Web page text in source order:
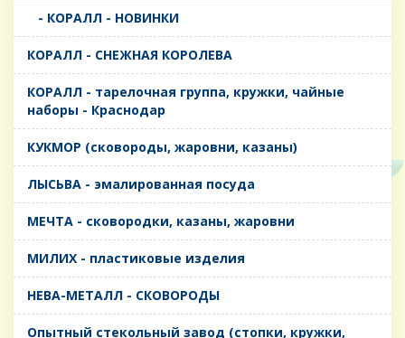
- КОРАЛЛ - НОВИНКИ
КОРАЛЛ - СНЕЖНАЯ КОРОЛЕВА
КОРАЛЛ - тарелочная группа, кружки, чайные
наборы - Краснодар
КУКМОР (сковороды, жаровни, казаны)
ЛЫСЬВА - эмалированная посуда
МЕЧТА - сковородки, казаны, жаровни
МИЛИХ - пластиковые изделия
НЕВА-МЕТАЛЛ - СКОВОРОДЫ
Опытный стекольный завод (стопки, кружки,